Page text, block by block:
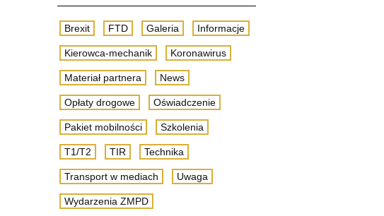
Brexit FTD Galeria Informacje
Kierowca-mechanik Koronawirus
Materiał partnera News
Opłaty drogowe Oświadczenie
Pakiet mobilności Szkolenia
T1/T2 TIR Technika
Transport w mediach Uwaga
Wydarzenia ZMPD